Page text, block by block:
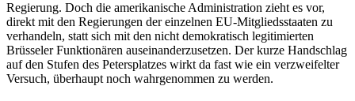
Regierung. Doch die amerikanische Administration zieht es vor,
direkt mit den Regierungen der einzelnen EU-Mitgliedsstaaten zu
verhandeln, statt sich mit den nicht demokratisch legitimierten
Brüsseler Funktionären auseinanderzusetzen. Der kurze Handschlag
auf den Stufen des Petersplatzes wirkt da fast wie ein verzweifelter
Versuch, überhaupt noch wahrgenommen zu werden.